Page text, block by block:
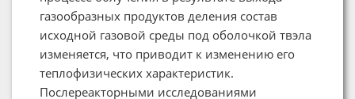
газообразных продуктов деления состав
исходной газовой среды под оболочкой твэла
изменяется, что приводит к изменению его
теплофизических характеристик.
Послереакторными исследованиями